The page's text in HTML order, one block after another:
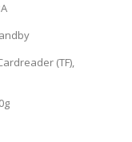
(TF),